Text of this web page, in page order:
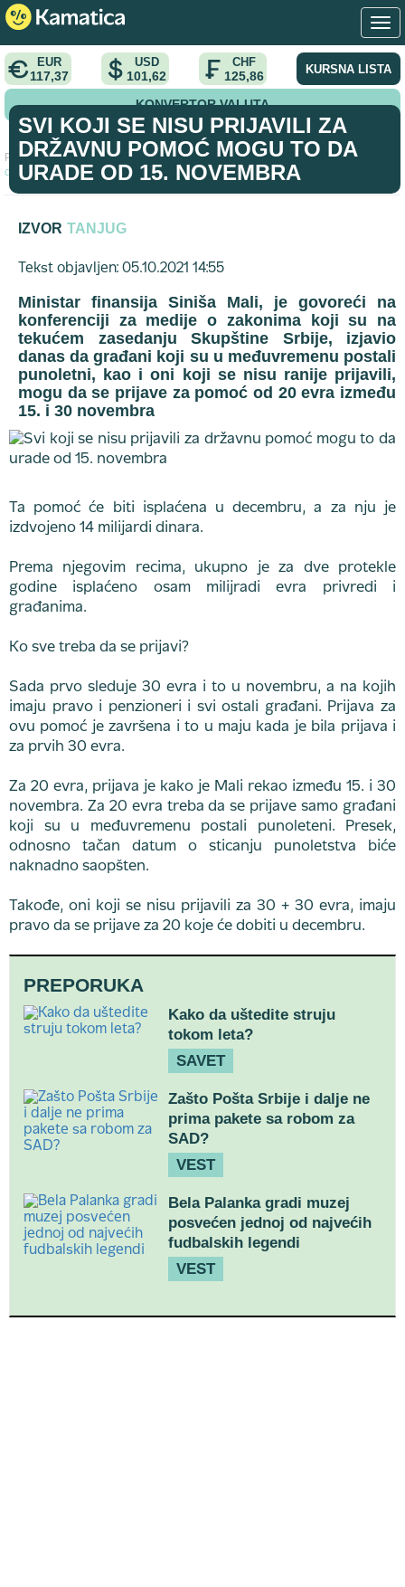
EUR
117,37
USD
101,62
CHF
125,86 KURSNA LISTA
KONVERTOR VALUTA
Početna vest >
Svi koji se nisu prijavili za državnu pomoć mogu to
da urade od 15. novembra
SVI KOJI SE NISU PRIJAVILI ZA
DRŽAVNU POMOĆ MOGU TO DA
URADE OD 15. NOVEMBRA
IZVOR TANJUG
Tekst objavljen: 05.10.2021 14:55
Ministar finansija Siniša Mali, je govoreći na
konferenciji za medije o zakonima koji su na
tekućem zasedanju Skupštine Srbije, izjavio
danas da građani koji su u međuvremenu postali
punoletni, kao i oni koji se nisu ranije prijavili,
mogu da se prijave za pomoć od 20 evra između
15. i 30 novembra
Ta pomoć će biti isplaćena u decembru, a za nju je
izdvojeno 14 milijardi dinara.
Prema njegovim recima, ukupno je za dve protekle
godine isplaćeno osam milijradi evra privredi i
građanima.
Ko sve treba da se prijavi?
Sada prvo sleduje 30 evra i to u novembru, a na kojih
imaju pravo i penzioneri i svi ostali građani. Prijava za
ovu pomoć je završena i to u maju kada je bila prijava i
za prvih 30 evra.
Za 20 evra, prijava je kako je Mali rekao između 15. i 30
novembra. Za 20 evra treba da se prijave samo građani
koji su u međuvremenu postali punoleteni. Presek,
odnosno tačan datum o sticanju punoletstva biće
naknadno saopšten.
Takođe, oni koji se nisu prijavili za 30 + 30 evra, imaju
pravo da se prijave za 20 koje će dobiti u decembru.
PREPORUKA
Kako da uštedite struju
tokom leta?
SAVET
Zašto Pošta Srbije i dalje ne
prima pakete sa robom za
SAD?
VEST
Bela Palanka gradi muzej
posvećen jednoj od najvećih
fudbalskih legendi
VEST